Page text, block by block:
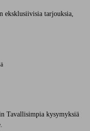
eksklusiivisia tarjouksia,
Tavallisimpia kysymyksiä